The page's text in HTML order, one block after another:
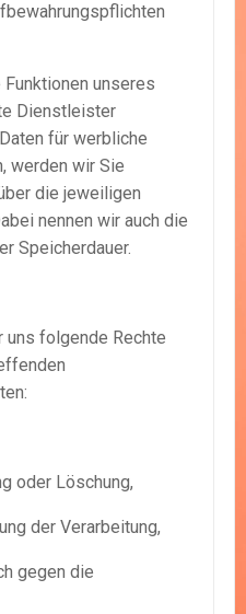
unseres
Dienstleister
für werbliche
werden wir Sie
die jeweiligen
nennen wir auch die
Speicherdauer.
uns folgende Rechte
oder Löschung,
der Verarbeitung,
gegen die